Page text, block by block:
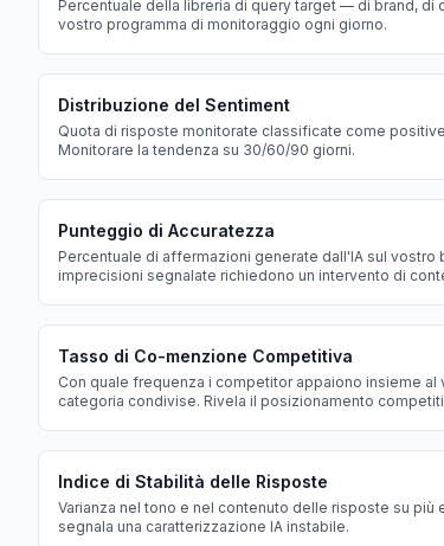
Percentuale della libreria di query target — di brand,
vostro programma di monitoraggio ogni giorno.
Distribuzione del Sentiment
Quota di risposte monitorate classificate come
Monitorare la tendenza su 30/60/90 giorni.
Punteggio di Accuratezza
Percentuale di affermazioni generate dall'IA sul
imprecisioni segnalate richiedono un intervento di
Tasso di Co-menzione Competitiva
Con quale frequenza i competitor appaiono insieme
categoria condivise. Rivela il posizionamento
Indice di Stabilità delle Risposte
Varianza nel tono e nel contenuto delle risposte su più
segnala una caratterizzazione IA instabile.